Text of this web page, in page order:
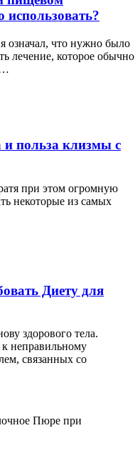
использовать?
означал, что нужно было
лечение, которое обычно
и польза клизмы с
при этом огромную
некоторые из самых
Диету для
здорового тела.
неправильному
связанных со